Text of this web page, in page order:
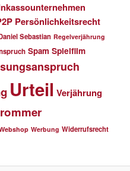
Persönlichkeitsrecht
Sebastian Regelverjährung
Spam Spielfilm
Urteil Verjährung
Werbung Widerrufsrecht